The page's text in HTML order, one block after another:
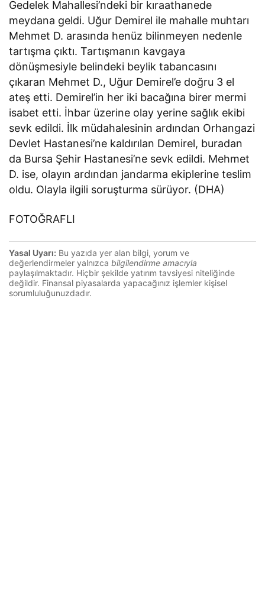
Gedelek Mahallesi’ndeki bir kıraathanede
meydana geldi. Uğur Demirel ile mahalle muhtarı
Mehmet D. arasında henüz bilinmeyen nedenle
tartışma çıktı. Tartışmanın kavgaya
dönüşmesiyle belindeki beylik tabancasını
çıkaran Mehmet D., Uğur Demirel’e doğru 3 el
ateş etti. Demirel’in her iki bacağına birer mermi
isabet etti. İhbar üzerine olay yerine sağlık ekibi
sevk edildi. İlk müdahalesinin ardından Orhangazi
Devlet Hastanesi’ne kaldırılan Demirel, buradan
da Bursa Şehir Hastanesi’ne sevk edildi. Mehmet
D. ise, olayın ardından jandarma ekiplerine teslim
oldu. Olayla ilgili soruşturma sürüyor. (DHA)
FOTOĞRAFLI
Yasal Uyarı: Bu yazıda yer alan bilgi, yorum ve
değerlendirmeler yalnızca bilgilendirme amacıyla
paylaşılmaktadır. Hiçbir şekilde yatırım tavsiyesi niteliğinde
değildir. Finansal piyasalarda yapacağınız işlemler kişisel
sorumluluğunuzdadır.